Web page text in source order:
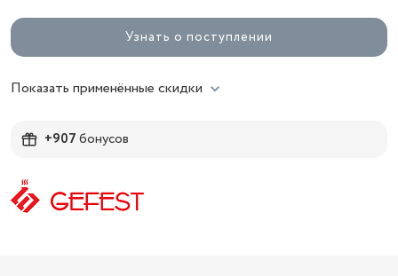
Узнать о поступлении
Показать применённые скидки
+907бонусов